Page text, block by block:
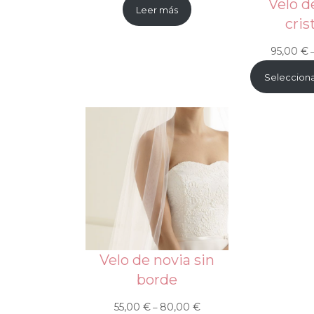
Leer más
Velo
95,00 €
Velo de novia sin
borde
55,00 € – 80,00 €Rango